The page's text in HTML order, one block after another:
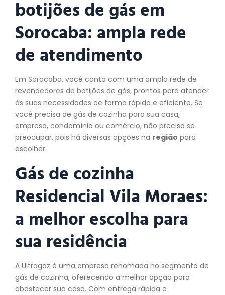
botijões de gás em
Sorocaba: ampla rede
de atendimento
Em Sorocaba, você conta com uma ampla rede de
revendedores de botijões de gás, prontos para atender
às suas necessidades de forma rápida e eficiente. Se
você precisa de gás de cozinha para sua casa,
empresa, condomínio ou comércio, não precisa se
preocupar, pois há diversas opções na região para
escolher.
Gás de cozinha
Residencial Vila Moraes:
a melhor escolha para
sua residência
A Ultragaz é uma empresa renomada no segmento de
gás de cozinha, oferecendo a melhor opção para
abastecer sua casa. Com entrega rápida e